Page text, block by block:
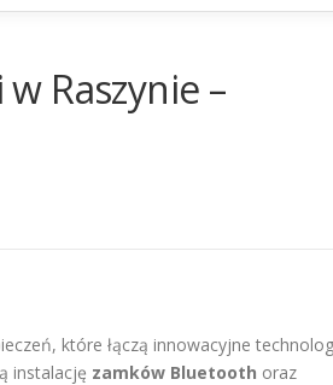
Raszynie –
które łączą innowacyjne
instalację zamków Bluetooth oraz